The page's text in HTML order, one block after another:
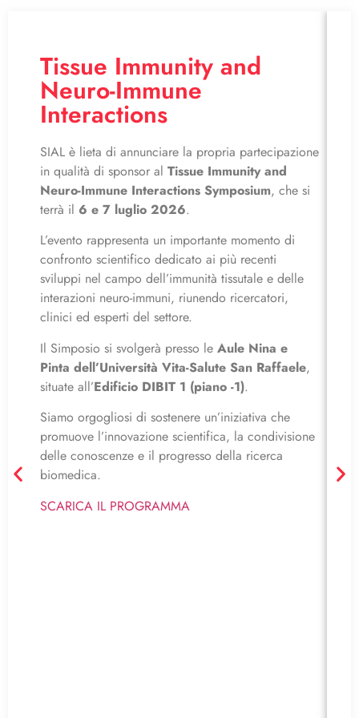
Tissue Immunity and
Neuro-Immune
Interactions
SIAL è lieta di annunciare la propria partecipazione
in qualità di sponsor al Tissue Immunity and
Neuro-Immune Interactions Symposium, che si
terrà il 6 e 7 luglio 2026.
L’evento rappresenta un importante momento di
confronto scientifico dedicato ai più recenti
sviluppi nel campo dell’immunità tissutale e delle
interazioni neuro-immuni, riunendo ricercatori,
clinici ed esperti del settore.
Il Simposio si svolgerà presso le Aule Nina e
Pinta dell’Università Vita-Salute San Raffaele,
situate all’Edificio DIBIT 1 (piano -1).
Siamo orgogliosi di sostenere un’iniziativa che
promuove l’innovazione scientifica, la condivisione
delle conoscenze e il progresso della ricerca
biomedica.
SCARICA IL PROGRAMMA
Il